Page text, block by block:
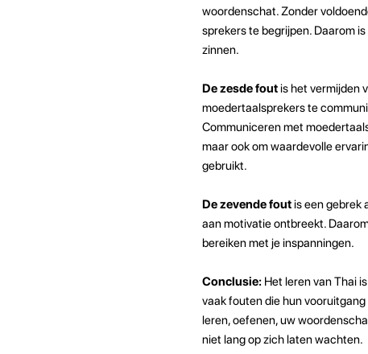
woordenschat. Zonder
sprekers te begrijpen. Daarom
zinnen.
De zesde foutis het vermijden
moedertaalsprekers te
Communiceren met
maar ook om waardevolle
gebruikt.
De zevende foutis een gebrek
aan motivatie ontbreekt.
bereiken met je inspanningen.
Conclusie: Het leren van Thai
vaak fouten die hun
leren, oefenen, uw
niet lang op zich laten wachten.